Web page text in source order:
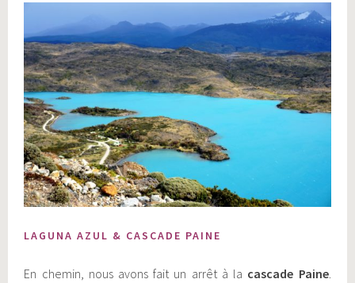
LAGUNA AZUL & CASCADE PAINE
En chemin, nous avons fait un arrêt à la cascade Paine.